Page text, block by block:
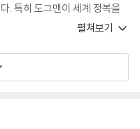
. 특히 도그맨이 세계 정복을
기 위해 벌이는 우당탕탕 범죄
들의 일상을 자연스럽게 보여
수사 형사로서 도그맨을 저절
펼쳐보기